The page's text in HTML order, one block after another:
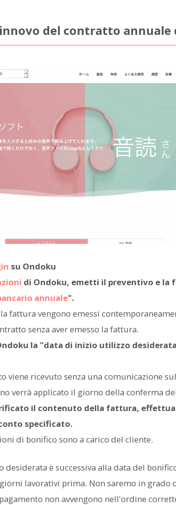
del contratto annuale
su Ondoku
di Ondoku, emetti il preventivo e la
annuale".
fattura vengono emessi
senza aver emesso la fattura.
la "data di inizio utilizzo
viene ricevuto senza una comunicazione
verrà applicato il giorno della conferma
il contenuto della fattura,
specificato.
di bonifico sono a carico del cliente.
desiderata è successiva alla data del
lavorativi prima. Non saremo in grado
non avvengono nell'ordine